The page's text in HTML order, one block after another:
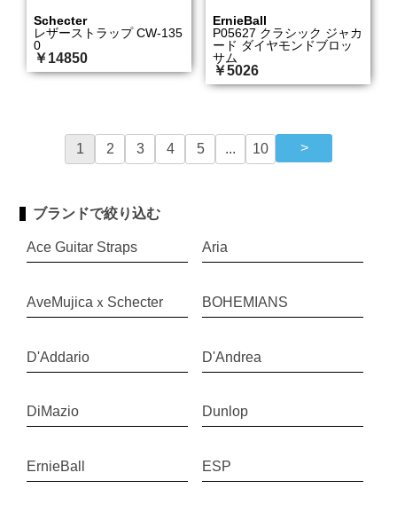
Schecter
レザーストラップ CW-135
0
￥14850
ErnieBall
P05627 クラシック ジャカ
ード ダイヤモンドブロッ
サム
￥5026
1 2 3 4 5 ... 10
ブランドで絞り込む
Ace Guitar Straps Aria
AveMujicaｘSchecter BOHEMIANS
D'Addario D'Andrea
DiMazio Dunlop
ErnieBall ESP